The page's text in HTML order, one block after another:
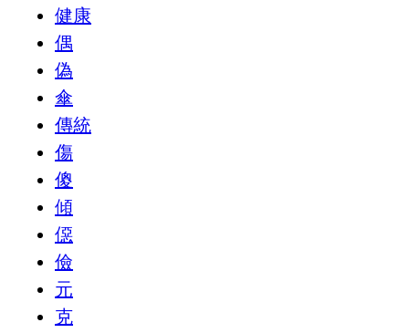
健康
偶
偽
傘
傳統
傷
傻
傾
僫
儉
元
克